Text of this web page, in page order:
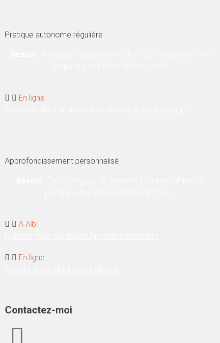
Pratique autonome régulière
En ligne
Approfondissement personnalisé
A Albi
En ligne
Contactez-moi